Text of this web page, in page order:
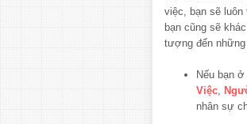
việc, bạn sẽ luôn
bạn cũng sẽ
tượng đến
Nếu bạn
Việc
nhân sự